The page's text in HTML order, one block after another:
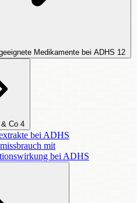
Medikamente bei ADHS 12
Co 4
bei ADHS
mit
bei ADHS